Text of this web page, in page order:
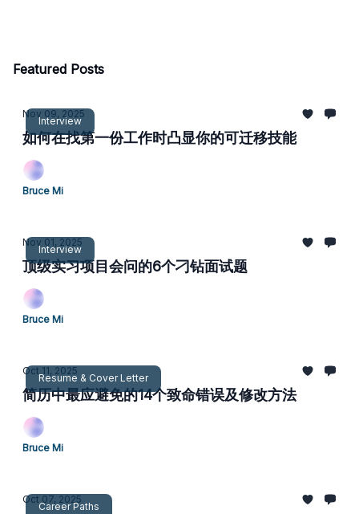
Featured Posts
Interview
Nov 09, 2025
如何在找第一份工作时凸显你的可迁移技能
Bruce Mi
Interview
Nov 01, 2025
顶级实习项目会问的6个刁钻面试题
Bruce Mi
Resume & Cover Letter
Oct 11, 2025
简历中最应避免的14个致命错误及修改方法
Bruce Mi
Career Paths
Oct 07, 2025